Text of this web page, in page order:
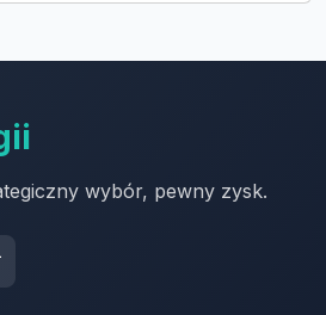
wybór, pewny zysk.